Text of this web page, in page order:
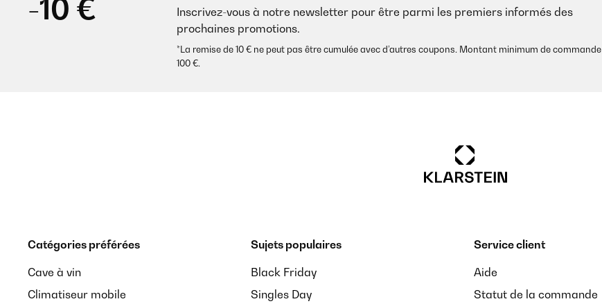
-10 €
Inscrivez-vous à notre newsletter pour être parmi les premiers informés des
prochaines promotions.
*La remise de 10 € ne peut pas être cumulée avec d’autres coupons. Montant minimum de commande
100 €.
Catégories préférées
Cave à vin
Climatiseur mobile
Sujets populaires
Black Friday
Singles Day
Service client
Aide
Statut de la commande